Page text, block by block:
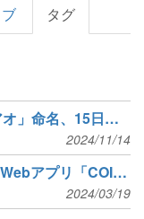
タグ
「COIAS」発見小惑星に「アオ」命名、15日に「命名祝賀会」配信
2024/11/14
『恋する小惑星』を追体験！Webアプリ「COIAS」
2024/03/19